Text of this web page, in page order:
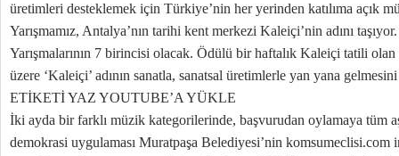
üretimleri desteklemek için Türkiye’nin her yerinden katılıma açık
Yarışmamız, Antalya’nın tarihi kent merkezi Kaleiçi’nin adını
Yarışmalarının 7 birincisi olacak. Ödülü bir haftalık Kaleiçi tatili
üzere ‘Kaleiçi’ adının sanatla, sanatsal üretimlerle yan yana
ETİKETİ YAZ YOUTUBE’A YÜKLE
İki ayda bir farklı müzik kategorilerinde, başvurudan oylamaya tüm
demokrasi uygulaması Muratpaşa Belediyesi’nin komsumeclisi.com